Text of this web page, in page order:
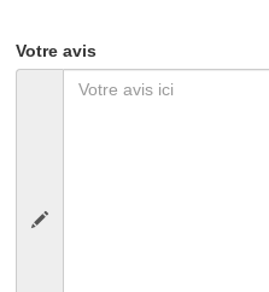
Votre avis